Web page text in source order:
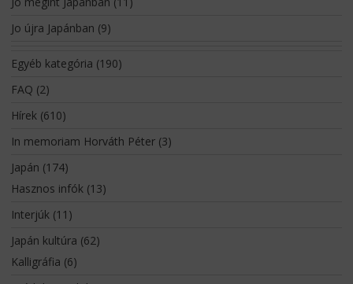
Jo újra Japánban (9)
Egyéb kategória (190)
FAQ (2)
Hírek(610)
In memoriam Horváth Péter(3)
Japán (174)
Hasznos infók(13)
Interjúk(11)
Japán kultúra (62)
Kalligráfia (6)